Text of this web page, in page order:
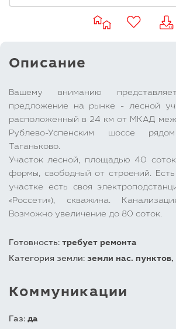
Описание
Вашему вниманию
предложение на рынке - лесной
расположенный в 24 км от МКАД
Рублево-Успенским шоссе
Таганьково.
Участок лесной, площадью 40
формы, свободный от строений.
участке есть своя
«Россети»), скважина.
Возможно увеличение до 80 соток.
Готовность: требует ремонта
Категория земли: земли нас.
Коммуникации
Газ: да